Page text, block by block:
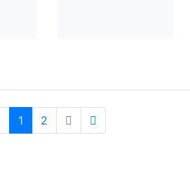
1 (current)
2